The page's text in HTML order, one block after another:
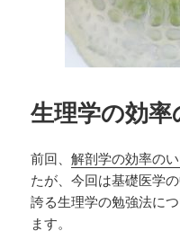
生理学の効
前回、解剖学の効率の
たが、今回は基礎医学
誇る生理学の勉強法に
ます。